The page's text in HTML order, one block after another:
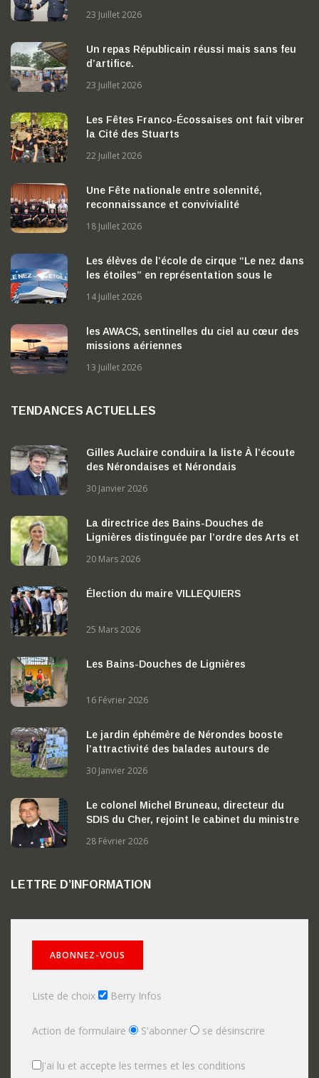
GEORGES MADON »
23 Juillet 2026
Un repas Républicain réussi mais sans feu
d’artifice.
23 Juillet 2026
Les Fêtes Franco-Écossaises ont fait vibrer
la Cité des Stuarts
22 Juillet 2026
Une Fête nationale entre solennité,
reconnaissance et convivialité
18 Juillet 2026
Les élèves de l’école de cirque “Le nez dans
les étoiles” en représentation sous le
14 Juillet 2026
les AWACS, sentinelles du ciel au cœur des
missions aériennes
13 Juillet 2026
TENDANCES ACTUELLES
Gilles Auclaire conduira la liste À l’écoute
des Nérondaises et Nérondais
30 Janvier 2026
La directrice des Bains-Douches de
Lignières distinguée par l’ordre des Arts et
20 Mars 2026
Élection du maire VILLEQUIERS
25 Mars 2026
Les Bains-Douches de Lignières
16 Février 2026
Le jardin éphémère de Nérondes booste
l’attractivité des balades autours de
30 Janvier 2026
Le colonel Michel Bruneau, directeur du
SDIS du Cher, rejoint le cabinet du ministre
28 Février 2026
LETTRE D’INFORMATION
Liste de choix Berry Infos
Action de formulaire S'abonner se désinscrire
J'ai lu et accepte les termes et les conditions